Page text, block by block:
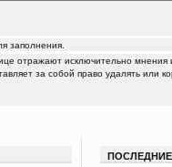
заполнения.
отражают исключительно мнения
за собой право удалять или